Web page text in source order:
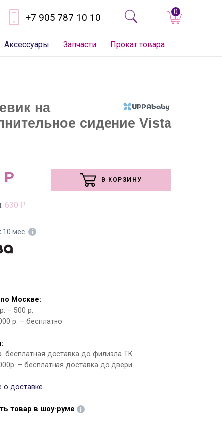
+7 905 787 10 10 0
Аксессуары Запчасти Прокат товара
на
сидение Vista
Р
630 Р
В КОРЗИНУ
10 мес
Москве:
– 500 р.
р. – бесплатно
бесплатная доставка до филиала ТК
– бесплатная доставка до двери
о доставке.
товар в шоу-руме